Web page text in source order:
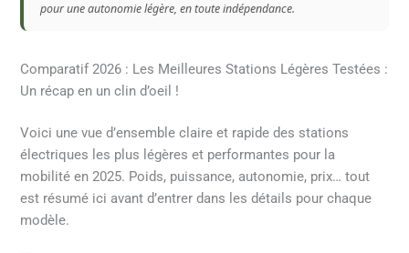
pour une autonomie légère, en toute indépendance.
Comparatif 2026 : Les Meilleures Stations Légères Testées :
Un récap en un clin d’oeil !
Voici une vue d’ensemble claire et rapide des stations
électriques les plus légères et performantes pour la
mobilité en 2025. Poids, puissance, autonomie, prix… tout
est résumé ici avant d’entrer dans les détails pour chaque
modèle.